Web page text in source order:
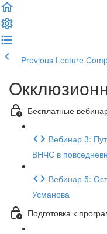
Previous Lecture
Бесплатные
Вебинар 3:
ВНЧС в
Вебинар 5:
Усманова
Подготовка к